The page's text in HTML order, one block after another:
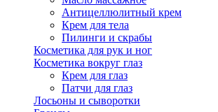
Антицеллюлитный крем
Крем для тела
Пилинги и скрабы
Косметика для рук и ног
Косметика вокруг глаз
Крем для глаз
Патчи для глаз
Лосьоны и сыворотки